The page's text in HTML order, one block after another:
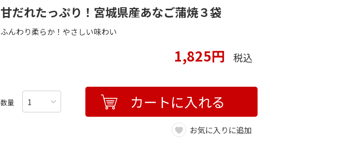
甘だれたっぷり！宮城県産あなご蒲焼３袋
ふんわり柔らか！やさしい味わい
1,825円 税込
数量 カートに入れる
お気に入りに追加